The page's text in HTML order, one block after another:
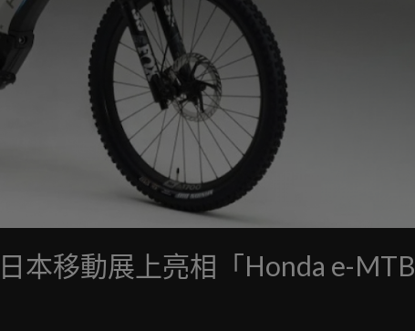
本移動展上亮相「Honda e-MTB